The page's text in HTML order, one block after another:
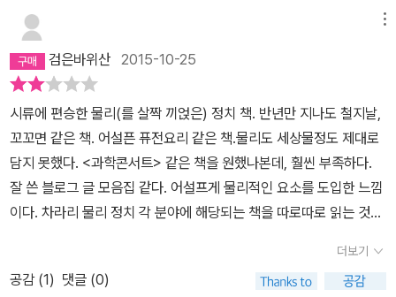
주어 세상을 변하게 할 수도 있으며, 내 선택은 나 하나만 놓고 볼 수
있는 것이 아니라 나와 연결된 환경들까지도 고려 해야 조금은 이해
할 수 있게 된다.개인의 선택은 다양한 다수의 영향을 받기도 하고, 주
기도 한다. 또한 생각이란 녀석은 그 누구도 객관적으로 측정할 수 없
게 된다. 경제가 변하고, 문하가 유행했다 사그라 드는 것, 전쟁과 평
화의 예측, 또는 사회주의와 민주주의에 대한 것 까지도 정확한 예측
이란 불가능 하다는게 일반적 생각이다. 세상모든 것에는 우리가 쉽
게 알 수 없는 것들이 많고 그렇기에 '운명', 또는 '우연'이란 말로 설명
한다. 이렇게 복잡한 세상을 어떻게 단순화 시킬까? 저자는 '통계물리
법칙으로 세상의 인과?를 이야기 한다.가까이서 보면 너무나 복잡해
알 수 없는 것들 '복불복'의 세상에서는 확률을 구해 봤자 소용이 없
검은바위산 2015-10-25
시류에 편승한 물리(를 살짝 끼얹은) 정치 책. 반년만 지나도 철지날,
꼬꼬면 같은 책. 어설픈 퓨전요리 같은 책.물리도 세상물정도 제대로
담지 못했다. <과학콘서트> 같은 책을 원했나본데, 훨씬 부족하다.
잘 쓴 블로그 글 모음집 같다. 어설프게 물리적인 요소를 도입한 느낌
이다. 차라리 물리 정치 각 분야에 해당되는 책을 따로따로 읽는 것이
더보기
공감 (1) 댓글 (0)